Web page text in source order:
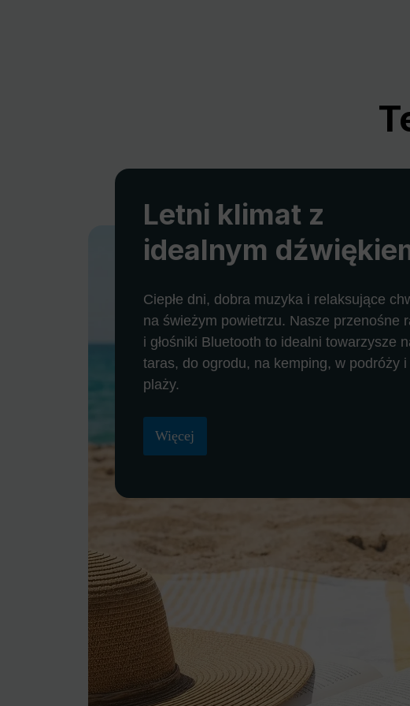
Letni klimat z
idealnym
Ciepłe dni, dobra muzyka i relaksujące
na świeżym powietrzu. Nasze przenośne
i głośniki Bluetooth to idealni towarzysze
taras, do ogrodu, na kemping, w podróży i
plaży.
Więcej